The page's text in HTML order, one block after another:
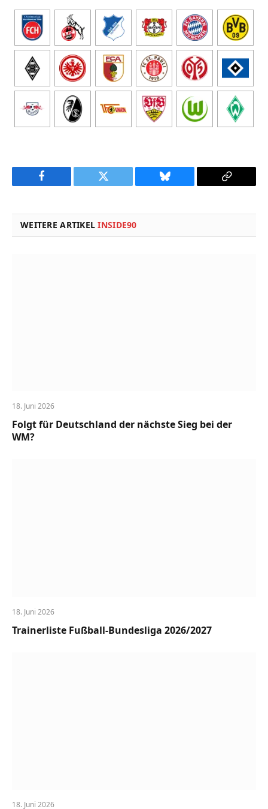
Facebook Twitter Bluesky
Copy
WEITERE ARTIKELINSIDE90
18. Juni 2026
Folgt für Deutschland der nächste Sieg bei der
WM?
18. Juni 2026
Trainerliste Fußball-Bundesliga 2026/2027
18. Juni 2026